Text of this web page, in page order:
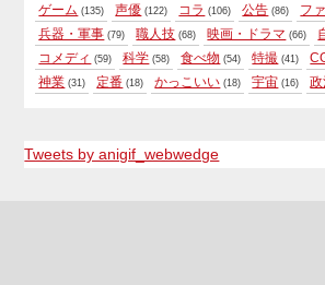
ゲーム (135) 声優 (122) コラ (106) 公告 (86) フ
兵器・軍事 (79) 職人技 (68) 映画・ドラマ (66)
コメディ (59) 科学 (58) 食べ物 (54) 特撮 (41)
神業 (31) 定番 (18) かっこいい (18) 宇宙 (16)
Tweets by anigif_webwedge